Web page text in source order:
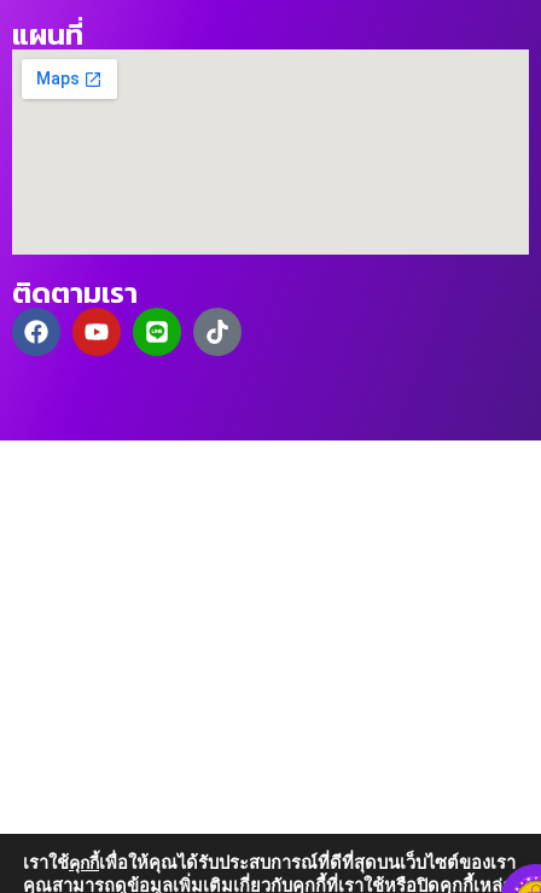
แผนที่
ติดตามเรา
เราใช้คุกกี้เพื่อให้คุณได้รับประสบการณ์ที่ดีที่สุดบนเว็บไซต์ของเรา
คุณสามารถดูข้อมูลเพิ่มเติมเกี่ยวกับคุกกี้ที่เราใช้หรือปิดคุกกี้เหล่านั้น